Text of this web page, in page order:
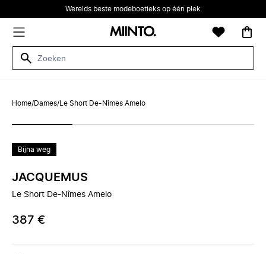
Werelds beste modeboetieks op één plek
Home/Dames/ Le Short De-Nîmes Amelo
Bijna weg
JACQUEMUS
Le Short De-Nîmes Amelo
387 €